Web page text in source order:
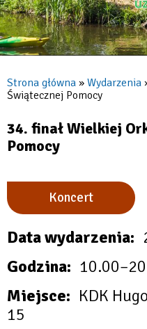
Ścieżka
Strona główna Wydarzenia
Świątecznej Pomocy
34. finał Wielkiej
Pomocy
Koncert
Data wydarzenia
Godzina
Miejsce
KDK
15